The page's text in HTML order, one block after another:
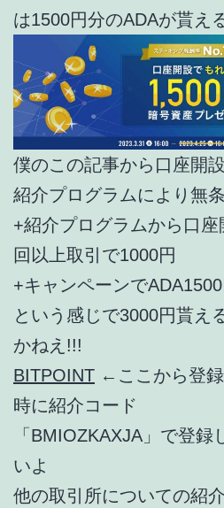
は1500円分のADAが貰え
僕のこの記事から口座開
紹介プログラムにより無
+紹介プログラムから口
回以上取引で1000円
+キャンペーンで
という感じで3000円貰え
かねえ!!!
BITPOINT ←ここから登
時に紹介コード
「BMIOZKAXJA」で登録
いよ
他の取引所についての紹介